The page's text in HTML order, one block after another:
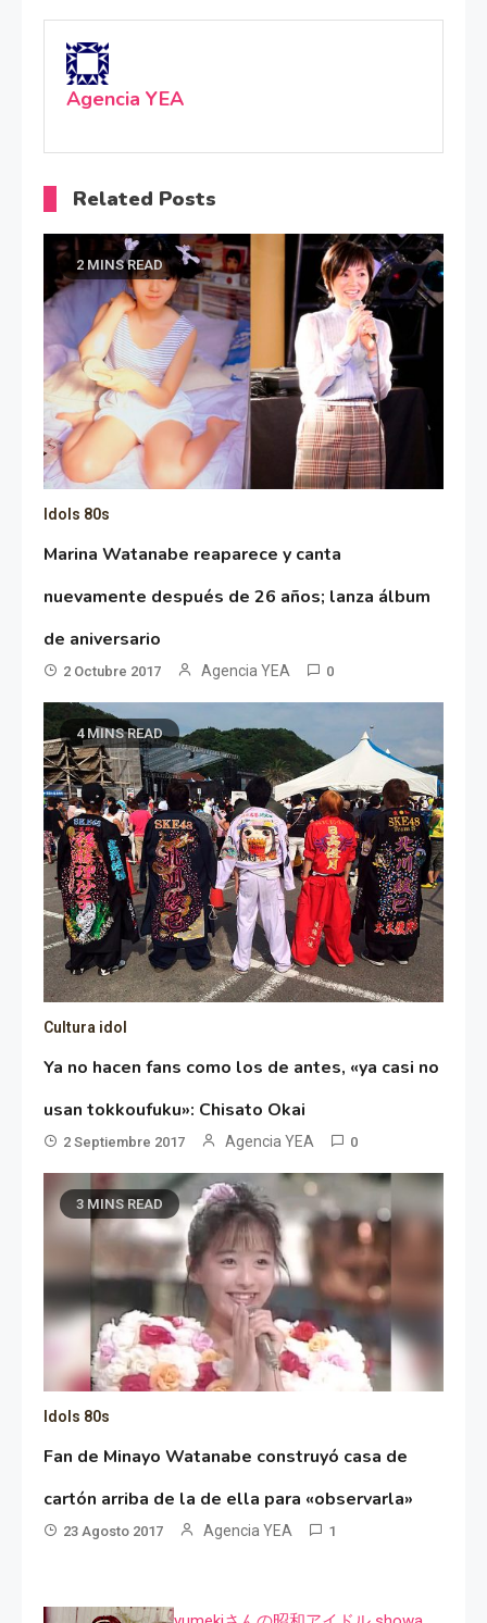
Agencia YEA
Related Posts
2 MINS READ
Idols 80s
Marina Watanabe reaparece y canta
nuevamente después de 26 años; lanza álbum
de aniversario
2 Octubre 2017 Agencia YEA 0
4 MINS READ
Cultura idol
Ya no hacen fans como los de antes, «ya casi no
usan tokkoufuku»: Chisato Okai
2 Septiembre 2017 Agencia YEA 0
3 MINS READ
Idols 80s
Fan de Minayo Watanabe construyó casa de
cartón arriba de la de ella para «observarla»
23 Agosto 2017 Agencia YEA 1